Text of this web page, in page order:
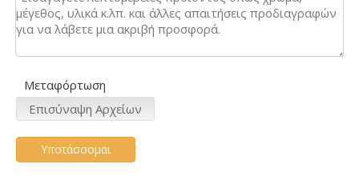
Μεταφόρτωση
Επισύναψη Αρχείων
Υποτάσσομαι